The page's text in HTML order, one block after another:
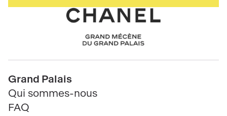
de
Chanel
Pied
de
page
Grand Palais
Qui sommes-nous
FAQ